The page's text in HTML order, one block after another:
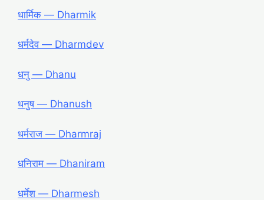
धार्मिक — Dharmik
धर्मदेव — Dharmdev
धनु — Dhanu
धनुष — Dhanush
धर्मराज — Dharmraj
धनिराम — Dhaniram
धर्मेश — Dharmesh